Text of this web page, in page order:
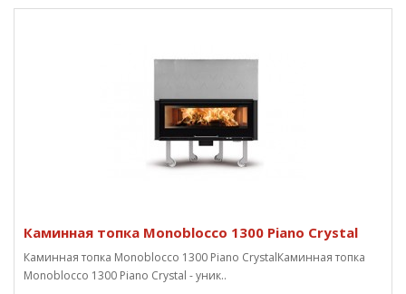
Каминная топка Monoblocco 1300 Piano Crystal
Каминная топка Monoblocco 1300 Piano CrystalКаминная топка
Monoblocco 1300 Piano Crystal - уник..